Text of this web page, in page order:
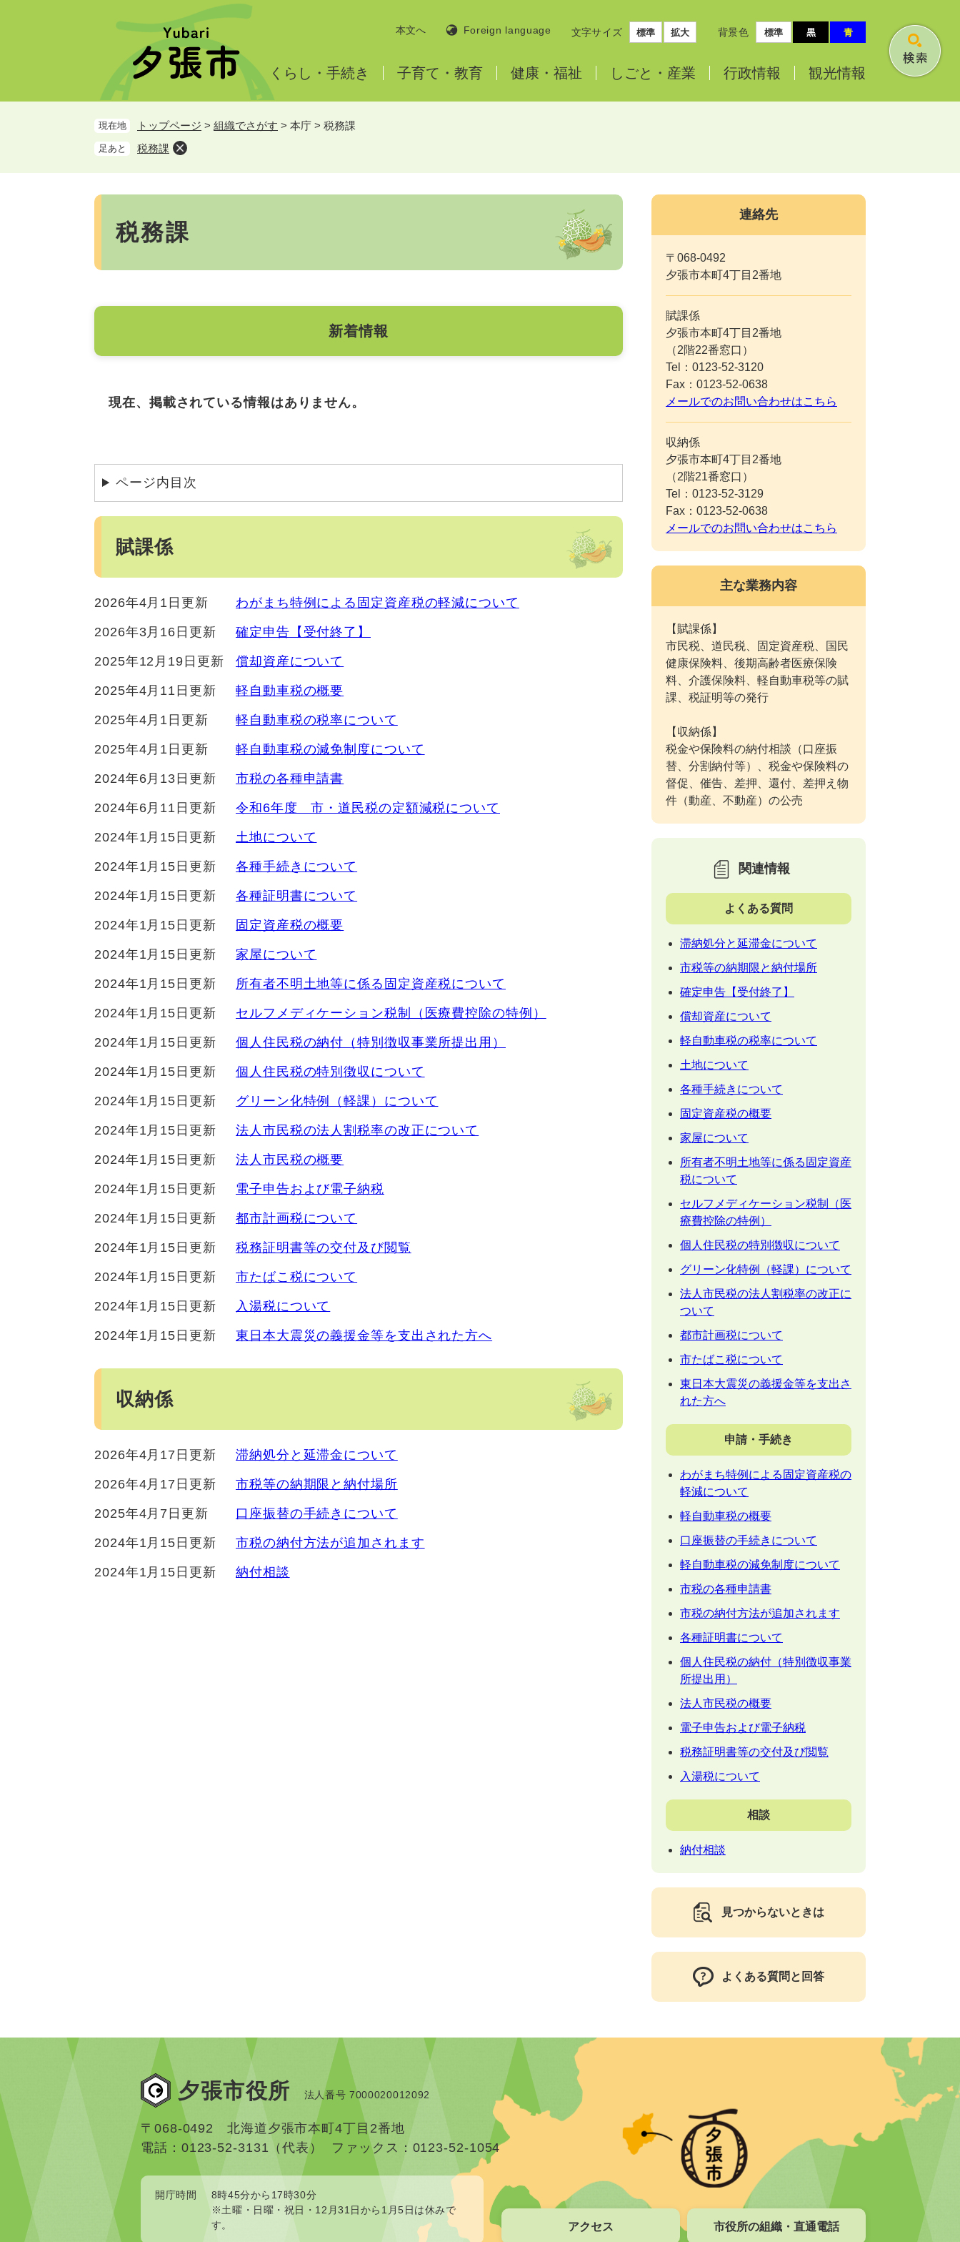
本文へ Foreign language 文字サイズ 標準 拡大 背景色 標準 黒 青
くらし・ 手続き 子育て・ 教育 健康・ 福祉 しごと・ 産業 行政情報 観光情報
検
現在地 トップページ > 組織でさがす > 本庁 > 税務課
足あと 税務課
本
税務課
新着情報
現在、掲載されている情報はありません。
ページ内目次
賦課係
2026年4月1日更新 わがまち特例による固定資産税の軽減について
2026年3月16日更新 確定申告【受付終了】
2025年12月19日更新 償却資産について
2025年4月11日更新 軽自動車税の概要
2025年4月1日更新 軽自動車税の税率について
2025年4月1日更新 軽自動車税の減免制度について
2024年6月13日更新 市税の各種申請書
2024年6月11日更新 令和6年度 市・道民税の定額減税について
2024年1月15日更新 土地について
2024年1月15日更新 各種手続きについて
2024年1月15日更新 各種証明書について
2024年1月15日更新 固定資産税の概要
2024年1月15日更新 家屋について
2024年1月15日更新 所有者不明土地等に係る固定資産税について
2024年1月15日更新 セルフメディケーション税制（医療費控除の特例）
2024年1月15日更新 個人住民税の納付（特別徴収事業所提出用）
2024年1月15日更新 個人住民税の特別徴収について
2024年1月15日更新 グリーン化特例（軽課）について
2024年1月15日更新 法人市民税の法人割税率の改正について
2024年1月15日更新 法人市民税の概要
2024年1月15日更新 電子申告および電子納税
2024年1月15日更新 都市計画税について
2024年1月15日更新 税務証明書等の交付及び閲覧
2024年1月15日更新 市たばこ税について
2024年1月15日更新 入湯税について
2024年1月15日更新 東日本大震災の義援金等を支出された方へ
収納係
2026年4月17日更新 滞納処分と延滞金について
2026年4月17日更新 市税等の納期限と納付場所
2025年4月7日更新 口座振替の手続きについて
2024年1月15日更新 市税の納付方法が追加されます
2024年1月15日更新 納付相談
連絡先
〒068-0492
夕張市本町4丁目2番地
賦課係
夕張市本町4丁目2番地
（2階22番窓口）
Tel：0123-52-3120
Fax：0123-52-0638
メールでのお問い合わせはこちら
収納係
夕張市本町4丁目2番地
（2階21番窓口）
Tel：0123-52-3129
Fax：0123-52-0638
メールでのお問い合わせはこちら
主な業務内容
【賦課係】
市民税、道民税、固定資産税、国民
健康保険料、後期高齢者医療保険
料、介護保険料、軽自動車税等の賦
課、税証明等の発行
【収納係】
税金や保険料の納付相談（口座振
替、分割納付等）、税金や保険料の
督促、催告、差押、還付、差押え物
件（動産、不動産）の公売
関連情報
よくある質問
滞納処分と延滞金について
市税等の納期限と納付場所
確定申告【受付終了】
償却資産について
軽自動車税の税率について
土地について
各種手続きについて
固定資産税の概要
家屋について
所有者不明土地等に係る固定資産
税について
セルフメディケーション税制（医
療費控除の特例）
個人住民税の特別徴収について
グリーン化特例（軽課）について
法人市民税の法人割税率の改正に
ついて
都市計画税について
市たばこ税について
東日本大震災の義援金等を支出さ
れた方へ
申請・手続き
わがまち特例による固定資産税の
軽減について
軽自動車税の概要
口座振替の手続きについて
軽自動車税の減免制度について
市税の各種申請書
市税の納付方法が追加されます
各種証明書について
個人住民税の納付（特別徴収事業
所提出用）
法人市民税の概要
電子申告および電子納税
税務証明書等の交付及び閲覧
入湯税について
相談
納付相談
見つからないときは
よくある質問と回答
夕張市役所 法人番号 7000020012092
〒068-0492 北海道夕張市本町4丁目2番地
電話：0123-52-3131（代表）
ファックス：0123-52-1054
開庁時間
8時45分から17時30分
※土曜・日曜・祝日・12月31日から1月5日は休みで
す。
アクセス 市役所の組織・直通電話